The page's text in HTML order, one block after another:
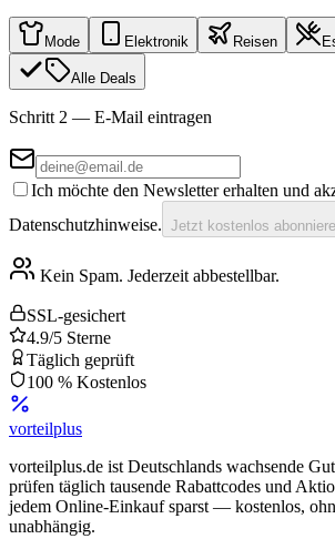
Mode Elektronik Reisen
Alle Deals
Schritt 2 — E-Mail eintragen
Ich möchte den Newsletter erhalten und
Datenschutzhinweise. Jetzt kostenlos
Kein Spam. Jederzeit abbestellbar.
SSL-gesichert
4.9/5 Sterne
Täglich geprüft
100 % Kostenlos
vorteilplus
vorteilplus.de ist Deutschlands wachsende
prüfen täglich tausende Rabattcodes und
jedem Online-Einkauf sparst — kostenlos,
unabhängig.